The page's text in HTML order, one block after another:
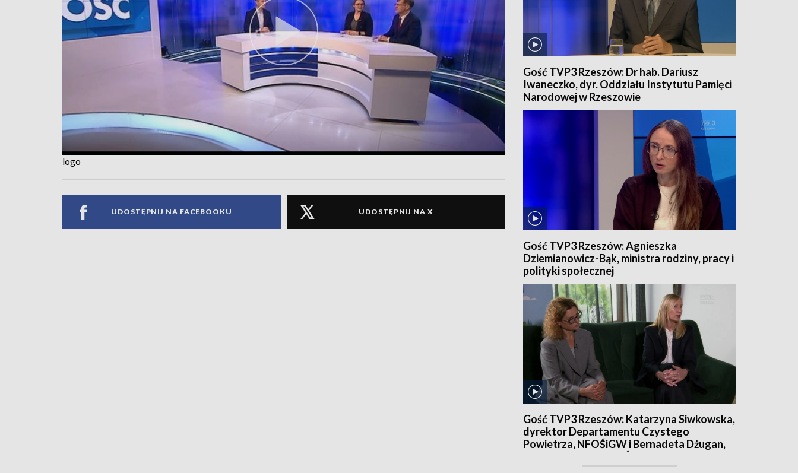
logo
UDOSTĘPNIJ NA FACEBOOKU UDOSTĘPNIJ NA X
Gość TVP3 Rzeszów: Dr hab. Dariusz
Iwaneczko, dyr. Oddziału Instytutu Pamięci
Narodowej w Rzeszowie
Gość TVP3 Rzeszów: Agnieszka
Dziemianowicz-Bąk, ministra rodziny, pracy i
polityki społecznej
Gość TVP3 Rzeszów: Katarzyna Siwkowska,
dyrektor Departamentu Czystego
Powietrza, NFOŚiGW i Bernadeta Dżugan,